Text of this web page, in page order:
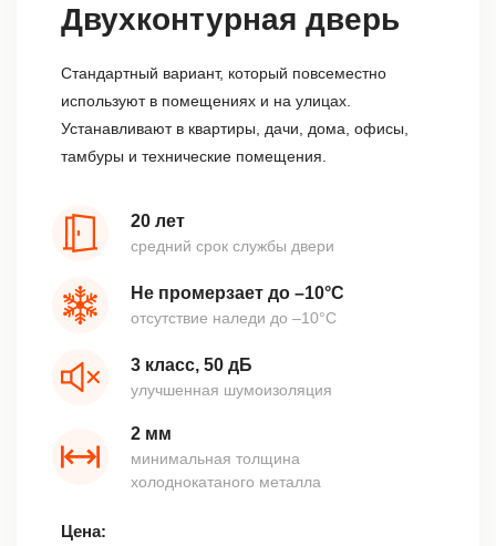
Двухконтурная дверь
Стандартный вариант, который повсеместно
используют в помещениях и на улицах.
Устанавливают в квартиры, дачи, дома, офисы,
тамбуры и технические помещения.
20 лет
средний срок службы двери
Не промерзает до –10°С
отсутствие наледи до –10°С
3 класс, 50 дБ
улучшенная шумоизоляция
2 мм
минимальная толщина
холоднокатаного металла
Цена: